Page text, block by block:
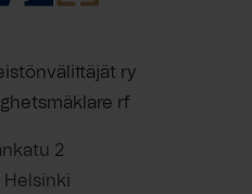
ry
rf
2
Helsinki